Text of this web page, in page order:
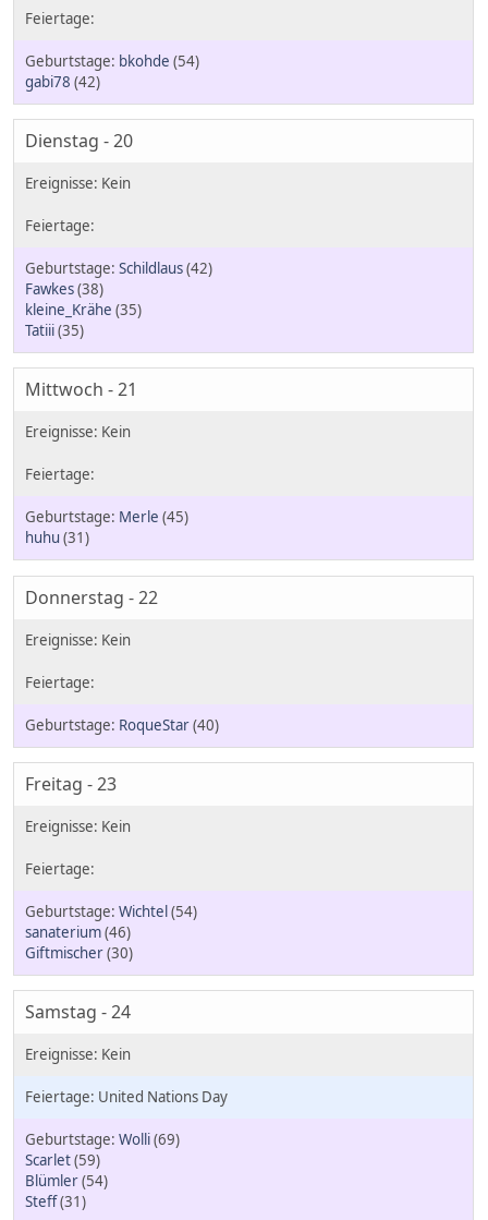
bkohde (54)
gabi78 (42)
Dienstag - 20
Schildlaus(42)
Fawkes(38)
kleine_Krähe (35)
Tatiii(35)
Mittwoch - 21
Merle (45)
huhu (31)
Donnerstag - 22
RoqueStar(40)
Freitag - 23
Wichtel(54)
sanaterium(46)
Giftmischer(30)
Samstag - 24
United Nations Day
Wolli(69)
Scarlet(59)
Blümler(54)
Steff(31)